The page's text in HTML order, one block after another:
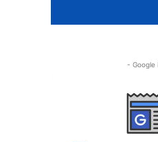
- Google